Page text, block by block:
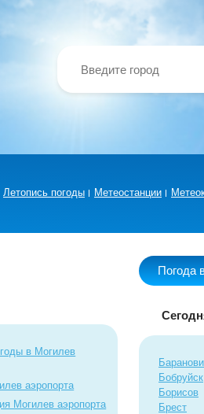
Летопись погоды Метеостанции
в Могилев
аэропорта
Могилев аэропорта
Погода
Бобруйск
Борисов
Брест